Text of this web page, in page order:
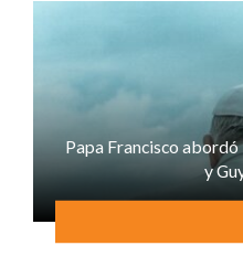
Papa Francisco abordó
y